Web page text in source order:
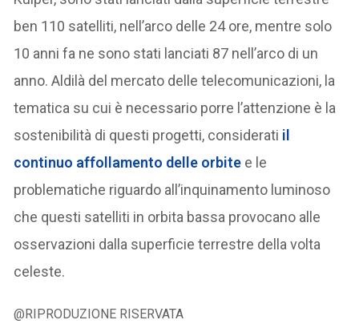
ben 110 satelliti, nell’arco delle 24 ore, mentre solo
10 anni fa ne sono stati lanciati 87 nell’arco di un
anno. Aldilà del mercato delle telecomunicazioni, la
tematica su cui è necessario porre l’attenzione è la
sostenibilità di questi progetti, considerati il
continuo affollamento delle orbite e le
problematiche riguardo all’inquinamento luminoso
che questi satelliti in orbita bassa provocano alle
osservazioni dalla superficie terrestre della volta
celeste.
@RIPRODUZIONE RISERVATA